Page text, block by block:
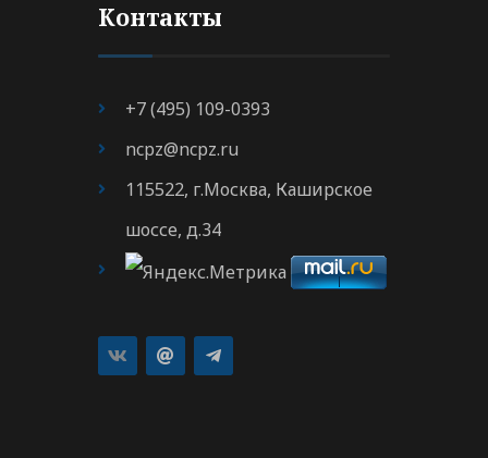
Контакты
+7 (495) 109-0393
ncpz@ncpz.ru
115522, г.Москва, Каширское
шоссе, д.34